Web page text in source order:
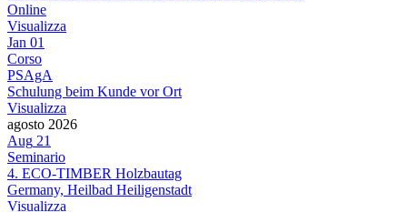
Online
Visualizza
Jan 01
Corso
PSAgA
Schulung beim Kunde vor Ort
Visualizza
agosto 2026
Aug 21
Seminario
4. ECO-TIMBER Holzbautag
Germany, Heilbad Heiligenstadt
Visualizza